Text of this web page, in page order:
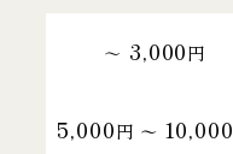
～ 3,000円
5,000円 〜 10,000